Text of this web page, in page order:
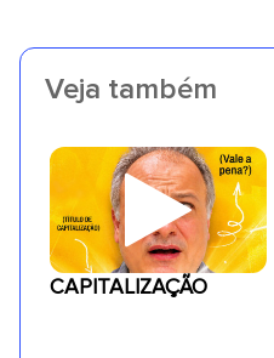
Veja também
CAPITALIZAÇÃO